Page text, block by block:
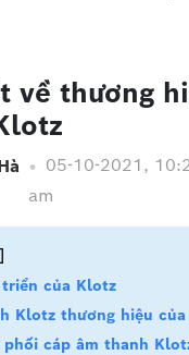
về thương
05-10-2021,
am
của Klotz
Klotz thương hiệu
cáp âm thanh